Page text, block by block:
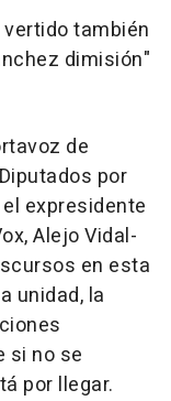
también
dimisión"
de
por
expresidente
Alejo Vidal-
en esta
unidad, la
si no se
por llegar.